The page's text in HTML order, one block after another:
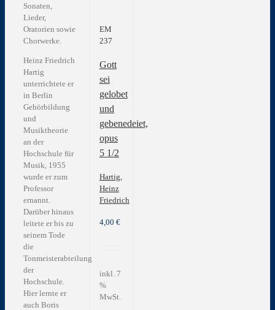
EM
237
Gott
sei
gelobet
und
gebenedeiet,
opus
5 1/2
Hartig,
Heinz
Friedrich
4,00 €
inkl. 7
%
MwSt.
Sonaten,
Lieder,
Oratorien sowie
Chorwerke.
Heinz Friedrich
Hartig
unterrichtete er
in Berlin
Gehörbildung
und
Musiktheorie
an der
Hochschule für
Musik, 1955
wurde er zum
Professor
ernannt.
Darüber hinaus
leitete er bis zu
seinem Tode
die
Tonmeisterabteilung
der
Hochschule.
Hier lernte er
auch Boris